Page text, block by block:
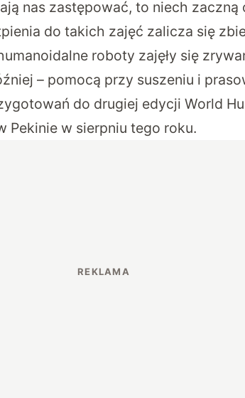
nas zastępować, to niech zaczną
do takich zajęć zalicza się
roboty zajęły się
– pomocą przy suszeniu i
do drugiej edycji World
Pekinie w sierpniu tego roku.